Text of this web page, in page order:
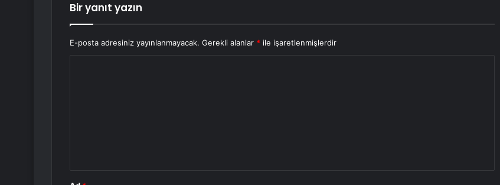
Bir yanıt yazın
E-posta adresiniz yayınlanmayacak. Gerekli alanlar * ile işaretlenmişlerdir